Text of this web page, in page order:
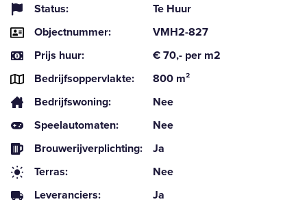
Status:
Te Huur
Objectnummer:
VMH2-827
Prijs huur:
€ 70,- per m2
Bedrijfsoppervlakte:
800 m²
Bedrijfswoning:
Nee
Speelautomaten:
Nee
Brouwerijverplichting:
Ja
Terras:
Nee
Leveranciers:
Ja